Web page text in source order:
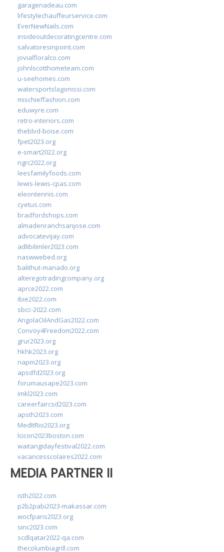
garagenadeau.com
lifestylechauffeurservice.com
EverNewNails.com
insideoutdecoratingcentre.com
salvatoresinpoint.com
jovialfloralco.com
johnlscotthometeam.com
u-seehomes.com
watersportslagonissi.com
mischieffashion.com
eduwyre.com
retro-interiors.com
theblvd-boise.com
fpet2023.org
e-smart2022.org
ngrc2022.org
leesfamilyfoods.com
lewis-lewis-cpas.com
eleontennis.com
cyetus.com
bradfordshops.com
almadenranchsanjose.com
advocatevijay.com
adlibilimler2023.com
naswwebed.org
balithut-manado.org
alteregotradingcompany.org
aprce2022.com
ibie2022.com
sbcc-2022.com
AngolaOilAndGas2022.com
Convoy4Freedom2022.com
grur2023.org
hkhk2023.org
napm2023.org
apsdfd2023.org
forumausape2023.com
imkl2023.com
careerfaircsd2023.com
apsth2023.com
MedItRio2023.org
lcicon2023boston.com
waitangidayfestival2022.com
vacancesscolaires2022.com
MEDIA PARTNER II
isth2022.com
p2b2pabi2023-makassar.com
wocfparis2023.org
sinc2023.com
scdlqatar2022-qa.com
thecolumbiagrill.com